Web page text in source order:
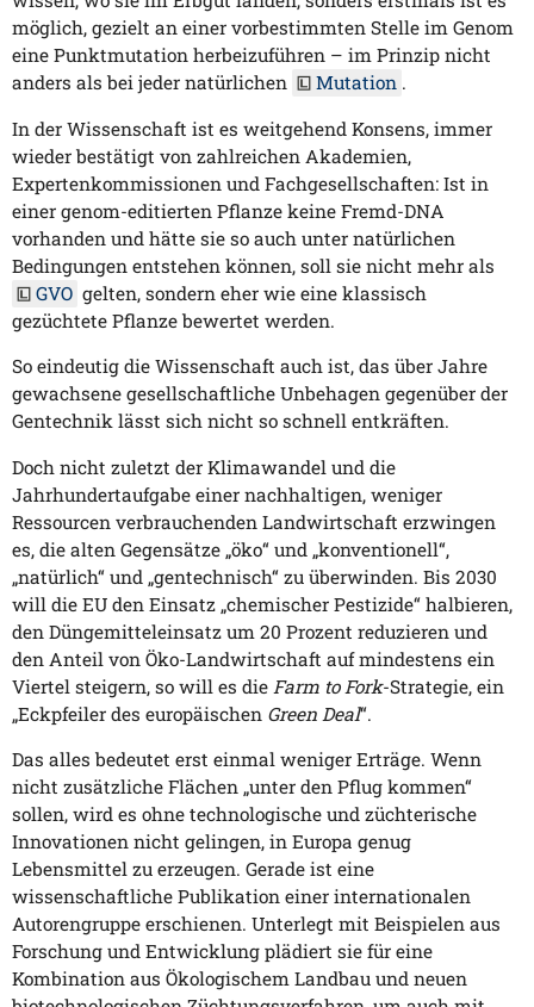
möglich, gezielt an einer vorbestimmten Stelle im Genom
eine Punktmutation herbeizuführen – im Prinzip nicht
anders als bei jeder natürlichen
Mutation .
In der Wissenschaft ist es weitgehend Konsens, immer
wieder bestätigt von zahlreichen Akademien,
Expertenkommissionen und Fachgesellschaften: Ist in
einer genom-editierten Pflanze keine Fremd-DNA
vorhanden und hätte sie so auch unter natürlichen
Bedingungen entstehen können, soll sie nicht mehr als
GVO gelten, sondern eher wie eine klassisch
gezüchtete Pflanze bewertet werden.
So eindeutig die Wissenschaft auch ist, das über Jahre
gewachsene gesellschaftliche Unbehagen gegenüber der
Gentechnik lässt sich nicht so schnell entkräften.
Doch nicht zuletzt der Klimawandel und die
Jahrhundertaufgabe einer nachhaltigen, weniger
Ressourcen verbrauchenden Landwirtschaft erzwingen
es, die alten Gegensätze „öko“ und „konventionell“,
„natürlich“ und „gentechnisch“ zu überwinden. Bis 2030
will die EU den Einsatz „chemischer Pestizide“ halbieren,
den Düngemitteleinsatz um 20 Prozent reduzieren und
den Anteil von Öko-Landwirtschaft auf mindestens ein
Viertel steigern, so will es die Farm to Fork-Strategie, ein
„Eckpfeiler des europäischen Green Deal“.
Das alles bedeutet erst einmal weniger Erträge. Wenn
nicht zusätzliche Flächen „unter den Pflug kommen“
sollen, wird es ohne technologische und züchterische
Innovationen nicht gelingen, in Europa genug
Lebensmittel zu erzeugen. Gerade ist eine
wissenschaftliche Publikation einer internationalen
Autorengruppe erschienen. Unterlegt mit Beispielen aus
Forschung und Entwicklung plädiert sie für eine
Kombination aus Ökologischem Landbau und neuen